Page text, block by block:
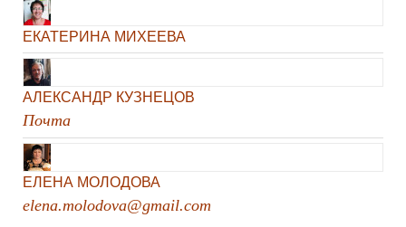
ЕКАТЕРИНА МИХЕЕВА
АЛЕКСАНДР КУЗНЕЦОВ
Почта
ЕЛЕНА МОЛОДОВА
elena.molodova@gmail.com